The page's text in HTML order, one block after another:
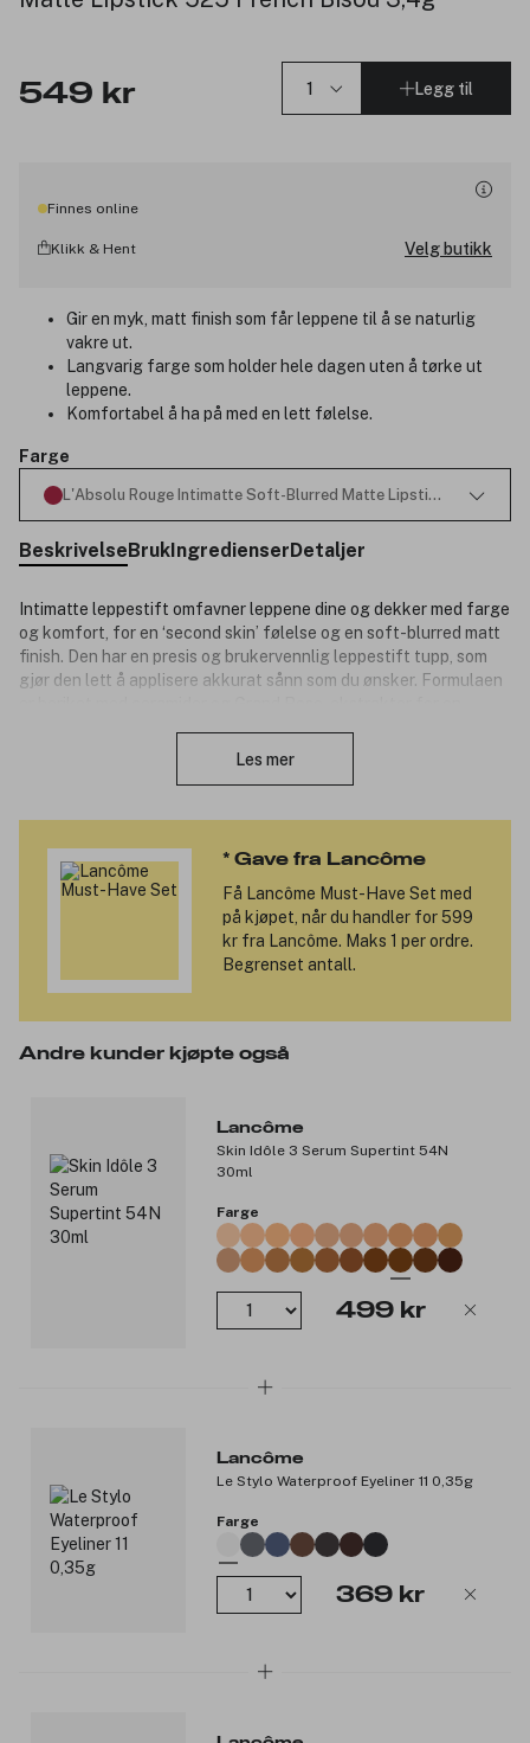
549 kr Legg til
Finnes online
Klikk & Hent Velg butikk
Gir en myk, matt finish som får leppene til å se naturlig
vakre ut.
Langvarig farge som holder hele dagen uten å tørke ut
leppene.
Komfortabel å ha på med en lett følelse.
Farge
L'Absolu Rouge Intimatte Soft-Blurred Matte Lipstick 525
Beskrivelse Bruk Ingredienser Detaljer
Intimatte leppestift omfavner leppene dine og dekker med farge
og komfort, for en ‘second skin’ følelse og en soft-blurred matt
finish. Den har en presis og brukervennlig leppestift tupp, som
gjør den lett å applisere akkurat sånn som du ønsker. Formulaen
pleiende følelse, fuktighet og komfort til leppene. Etuiet er matt
og lukseriøst med inngravert Lancôme logo.
For en soft-blurred matt finish.
Med en presis og brukervennlig leppestift tupp.
Les mer
* Gave fra Lancôme
Få Lancôme Must-Have Set med
på kjøpet, når du handler for 599
kr fra Lancôme. Maks 1 per ordre.
Begrenset antall.
Andre kunder kjøpte også
Lancôme
Skin Idôle 3 Serum Supertint 54N
30ml
Farge
499 kr
Lancôme
Le Stylo Waterproof Eyeliner 11 0,35g
Farge
369 kr